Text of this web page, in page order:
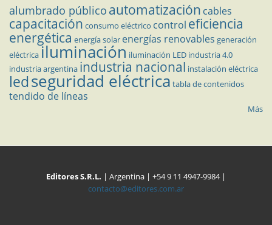
alumbrado público automatización cables
capacitación consumo eléctrico control eficiencia
energética energía solar energías renovables generación
eléctricailuminación iluminación LED industria 4.0
industria argentina industria nacional instalación eléctrica
ledseguridad eléctrica tabla de contenidos
tendido de líneas
Más
Editores S.R.L. | Argentina | +54 9 11 4947-9984 |
contacto@editores.com.ar